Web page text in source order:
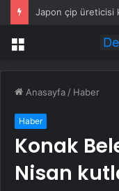
Japon çip üreticisi
Menü
Anasayfa / Haber
Haber
Konak
Nisan